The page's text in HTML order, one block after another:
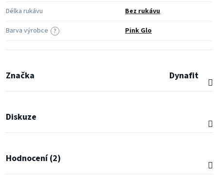
Délka rukávu
Bez rukávu
?
Barva výrobce Pink Glo
Značka Dynafit
Diskuze
Hodnocení (2)